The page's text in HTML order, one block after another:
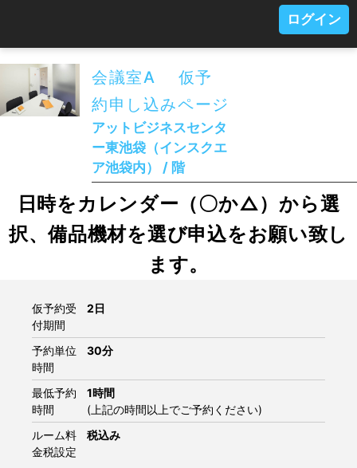
ログイン
会議室A 仮予
約申し込みページ
アットビジネスセンタ
ー東池袋（インスクエ
ア池袋内） / 階
日時をカレンダー（〇か△）から選
択、備品機材を選び申込をお願い致し
ます。
仮予約受
付期間
2日
予約単位
時間
30分
最低予約
時間
1時間
(上記の時間以上でご予約ください)
ルーム料
金税設定
税込み